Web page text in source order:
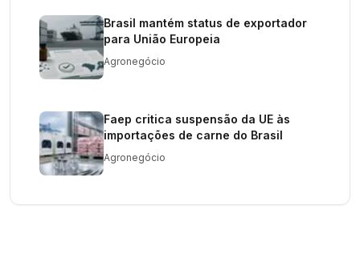
Brasil mantém status de exportador
para União Europeia
Agronegócio
Faep critica suspensão da UE às
importações de carne do Brasil
Agronegócio